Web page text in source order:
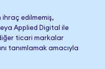
ihraç edilmemiş,
Applied Digital ile
ticari markalar
tanımlamak amacıyla